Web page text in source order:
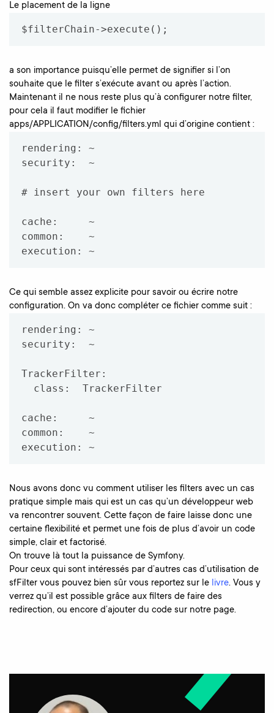
Le placement de la ligne
$filterChain->execute();
a son importance puisqu’elle permet de signifier si l’on
souhaite que le filter s’exécute avant ou après l’action.
Maintenant il ne nous reste plus qu’à configurer notre filter,
pour cela il faut modifier le fichier
apps/APPLICATION/config/filters.yml qui d’origine contient :
rendering: ~
security:  ~
# insert your own filters here
cache:     ~
common:    ~
execution: ~
Ce qui semble assez explicite pour savoir ou écrire notre
configuration. On va donc compléter ce fichier comme suit :
rendering: ~
security:  ~
TrackerFilter:
cache:     ~
common:    ~
execution: ~
Nous avons donc vu comment utiliser les filters avec un cas
pratique simple mais qui est un cas qu’un développeur web
va rencontrer souvent. Cette façon de faire laisse donc une
certaine flexibilité et permet une fois de plus d’avoir un code
simple, clair et factorisé.
On trouve là tout la puissance de Symfony.
Pour ceux qui sont intéressés par d’autres cas d’utilisation de
sfFilter vous pouvez bien sûr vous reportez sur le livre. Vous y
verrez qu’il est possible grâce aux filters de faire des
redirection, ou encore d’ajouter du code sur notre page.